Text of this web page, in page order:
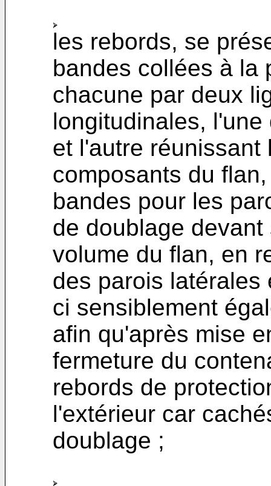
les rebords, se
bandes collées à la
chacune par deux
longitudinales,
et l'autre
composants du
bandes pour les
de doublage
volume du flan, en
des parois latérales
ci sensiblement
afin qu'après mise
fermeture du
rebords de
l'extérieur car
doublage ;